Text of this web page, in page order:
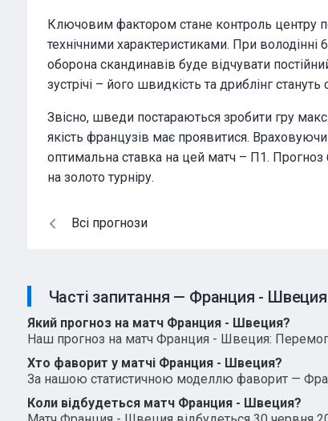
Ключовим фактором стане контроль центру
технічними характеристиками. При
оборона скандинавів буде відчувати
зустрічі – його швидкість та дриблінг
Звісно, шведи постараються зробити гру
якість французів має проявитися.
оптимальна ставка на цей матч – П1. Прогноз
на золото турніру.
Всі прогнози
Часті запитання — Франция - Швеция
Який прогноз на матч Франция - Швеция?
Наш прогноз на матч Франция - Швеция:
Хто фаворит у матчі Франция - Швеция?
За нашою статистичною моделлю фаворит —
Коли відбудеться матч Франция - Швеция?